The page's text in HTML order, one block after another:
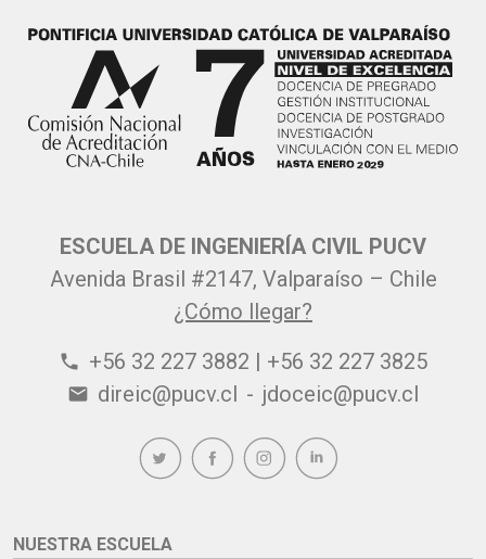
ESCUELA DE INGENIERÍA CIVIL PUCV
Avenida Brasil #2147, Valparaíso – Chile
¿Cómo llegar?
phone +56 32 227 3882 | +56 32 227 3825
email direic@pucv.cl - jdoceic@pucv.cl
NUESTRA ESCUELA